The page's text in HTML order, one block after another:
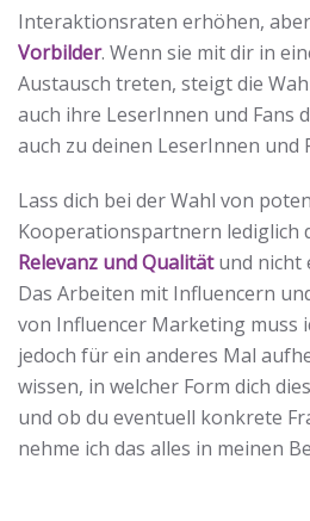
Interaktionsraten erhöhen,
Vorbilder. Wenn sie mit dir in
Austausch treten, steigt die
auch ihre LeserInnen und Fans
auch zu deinen LeserInnen und
Lass dich bei der Wahl von
Kooperationspartnern lediglich
Relevanz und Qualitätund nicht
Das Arbeiten mit Influencern
von Influencer Marketing muss
jedoch für ein anderes Mal
wissen, in welcher Form dich
und ob du eventuell konkrete
nehme ich das alles in meinen